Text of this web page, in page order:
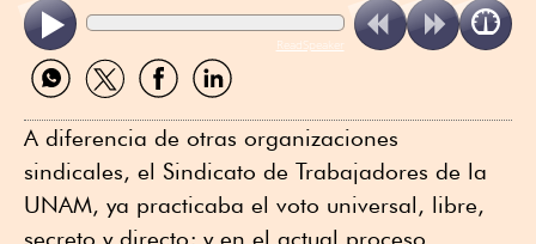
ReadSpeaker
Compartir
por
Compartir
por
Compartir
por
Compartir
por
A diferencia de otras organizaciones
sindicales, el Sindicato de Trabajadores de la
UNAM, ya practicaba el voto universal, libre,
secreto y directo; y en el actual proceso